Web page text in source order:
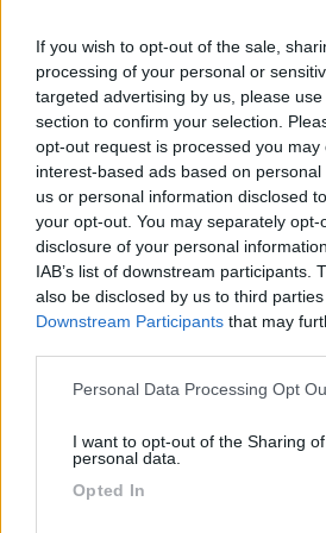
If you wish to opt-out of the sale,
processing of your personal or
targeted advertising by us, please
section to confirm your selection.
opt-out request is processed you may
interest-based ads based on
us or personal information disclosed
your opt-out. You may separately
disclosure of your personal
IAB’s list of downstream participants.
also be disclosed by us to third
Downstream Participants that may
Please note that this website/app
not limited to your visit or usage
use your data for below specified
Personal Data Processing Opt
I want to opt-out of the Sharing
personal data.
Opted In
Castelli della
Periodo